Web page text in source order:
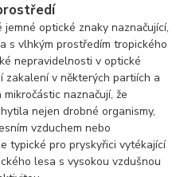
optické znaky naznačující,
s vlhkým prostředím tropického
nepravidelnosti v optické
v některých partiích a
naznačují, že
nejen drobné organismy,
vzduchem nebo
typické pro pryskyřici vytékající
lesa s vysokou vzdušnou